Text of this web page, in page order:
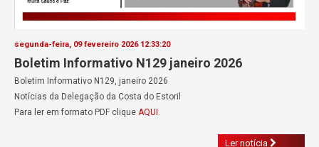
segunda-feira, 09 fevereiro 2026 12:33:20
Boletim Informativo N129 janeiro 2026
Boletim Informativo N129, janeiro 2026
Notícias da Delegação da Costa do Estoril
Para ler em formato PDF clique AQUI .
Ler notícia